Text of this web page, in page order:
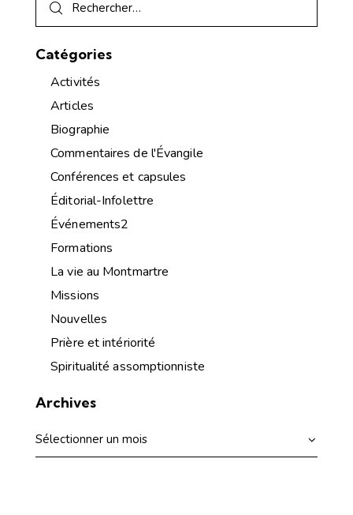
Catégories
Activités
Articles
Biographie
Commentaires de l'Évangile
Conférences et capsules
Éditorial-Infolettre
Événements2
Formations
La vie au Montmartre
Missions
Nouvelles
Prière et intériorité
Spiritualité assomptionniste
Archives